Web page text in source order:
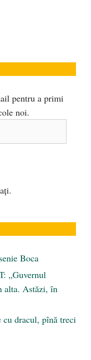
pentru a primi
noi.
Boca
„Guvernul
alta. Astăzi, în
cu dracul, pînă treci